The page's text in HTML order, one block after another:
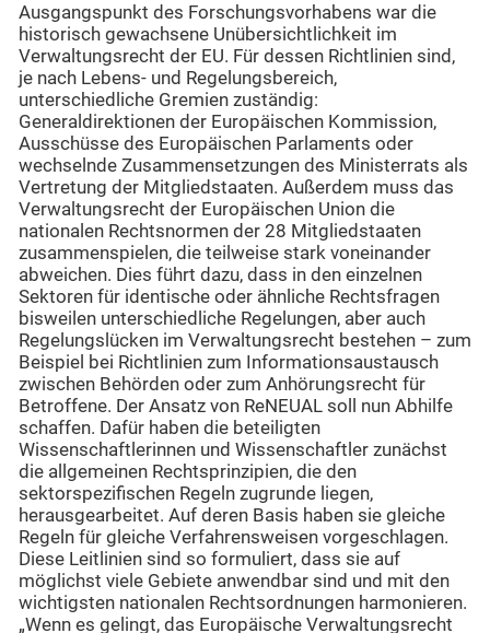
Ausgangspunkt des Forschungsvorhabens war die
historisch gewachsene Unübersichtlichkeit im
Verwaltungsrecht der EU. Für dessen Richtlinien sind,
je nach Lebens- und Regelungsbereich,
unterschiedliche Gremien zuständig:
Generaldirektionen der Europäischen Kommission,
Ausschüsse des Europäischen Parlaments oder
wechselnde Zusammensetzungen des Ministerrats als
Vertretung der Mitgliedstaaten. Außerdem muss das
Verwaltungsrecht der Europäischen Union die
nationalen Rechtsnormen der 28 Mitgliedstaaten
zusammenspielen, die teilweise stark voneinander
abweichen. Dies führt dazu, dass in den einzelnen
Sektoren für identische oder ähnliche Rechtsfragen
bisweilen unterschiedliche Regelungen, aber auch
Regelungslücken im Verwaltungsrecht bestehen – zum
Beispiel bei Richtlinien zum Informationsaustausch
zwischen Behörden oder zum Anhörungsrecht für
Betroffene. Der Ansatz von ReNEUAL soll nun Abhilfe
schaffen. Dafür haben die beteiligten
Wissenschaftlerinnen und Wissenschaftler zunächst
die allgemeinen Rechtsprinzipien, die den
sektorspezifischen Regeln zugrunde liegen,
herausgearbeitet. Auf deren Basis haben sie gleiche
Regeln für gleiche Verfahrensweisen vorgeschlagen.
Diese Leitlinien sind so formuliert, dass sie auf
möglichst viele Gebiete anwendbar sind und mit den
wichtigsten nationalen Rechtsordnungen harmonieren.
„Wenn es gelingt, das Europäische Verwaltungsrecht